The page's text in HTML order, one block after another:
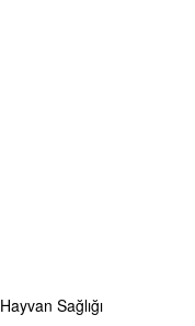
Primary
Hayvan Sağlığı